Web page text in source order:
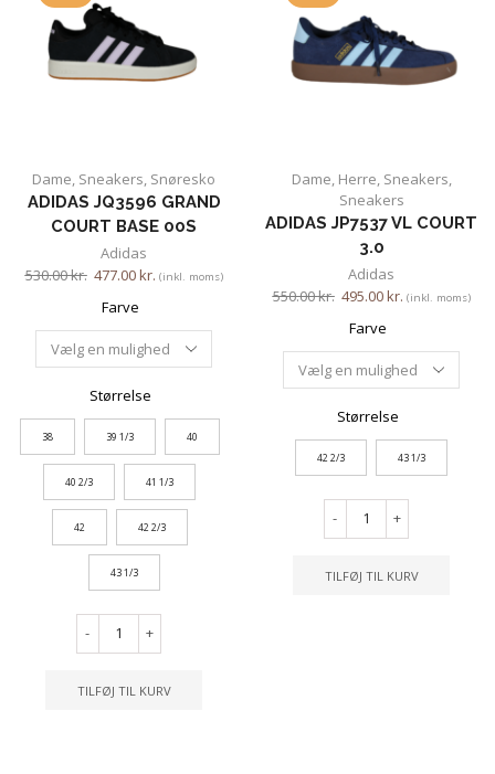
Dame, Sneakers, Snøresko
ADIDAS JQ3596 GRAND
COURT BASE 00S
Adidas
530.00kr. 477.00kr. (inkl. moms)
Farve
Størrelse
38 39 1/3 40
40 2/3 41 1/3
42 42 2/3
43 1/3
- +
TILFØJ TIL KURV
Dame, Herre, Sneakers,
Sneakers
ADIDAS JP7537 VL COURT
3.0
Adidas
550.00kr. 495.00kr. (inkl. moms)
Farve
Størrelse
42 2/3 43 1/3
- +
TILFØJ TIL KURV